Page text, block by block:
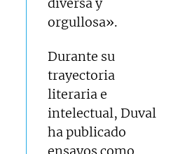
diversa y
orgullosa».
Durante su
trayectoria
literaria e
intelectual, Duval
ha publicado